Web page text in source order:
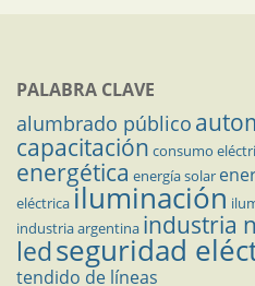
PALABRA CLAVE
alumbrado público
capacitación consumo
energética energía solar
eléctricailuminación
industria argentina industria
ledseguridad
tendido de líneas